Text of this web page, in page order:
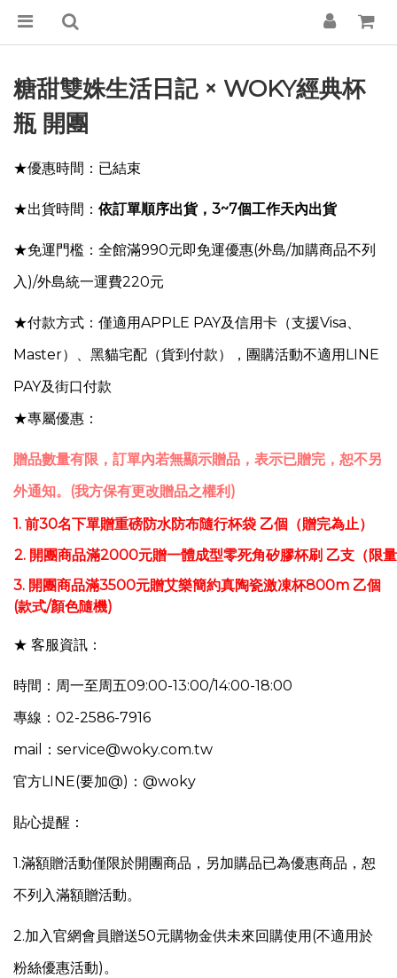
糖甜雙姝生活日記 × WOKY經典杯
瓶 開團
★優惠時間：已結束
★出貨時間： 依訂單順序出貨，3~7個工作天內出貨
★免運門檻：全館滿990元即免運優惠(外島/加購商品不列
入)/外島統一運費220元
★付款方式：僅適用APPLE PAY及信用卡（支援Visa、
Master）、黑貓宅配（貨到付款），團購活動不適用LINE
PAY及街口付款
★專屬優惠：
贈品數量有限，訂單內若無顯示贈品，表示已贈完，恕不另
外通知。(我方保有更改贈品之權利)
1. 前30名下單贈重磅防水防布隨行杯袋 乙個（贈完為止）
2. 開團商品滿2000元贈一體成型零死角矽膠杯刷 乙支 （限
3. 開團商品滿3500元贈艾樂簡約真陶瓷激凍杯800m 乙個
(款式/顏色隨機)​
★ 客服資訊：
時間：周一至周五09:00-13:00/14:00-18:00
專線：02-2586-7916
mail：service@woky.com.tw
官方LINE(要加@)：@woky
貼心提醒：
1.滿額贈活動僅限於開團商品，另加購品已為優惠商品，恕
不列入滿額贈活動。
2.加入官網會員贈送50元購物金供未來回購使用(不適用於
粉絲優惠活動)。